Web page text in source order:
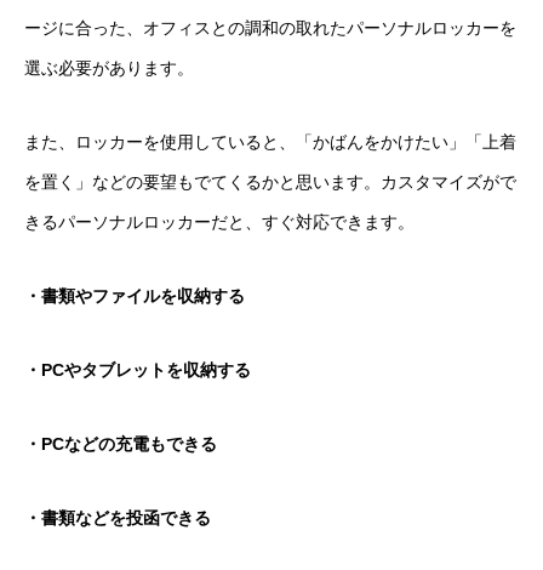
ージに合った、オフィスとの調和の取れたパーソナルロッカーを
選ぶ必要があります。
また、ロッカーを使用していると、「かばんをかけたい」「上着
を置く」などの要望もでてくるかと思います。カスタマイズがで
きるパーソナルロッカーだと、すぐ対応できます。
・書類やファイルを収納する
・PCやタブレットを収納する
・PCなどの充電もできる
・書類などを投函できる